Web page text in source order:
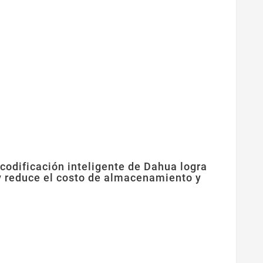
inteligente de Dahua logra
el costo de almacenamiento y